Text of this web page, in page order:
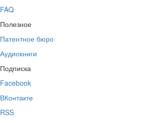
FAQ
Полезное
Патентное бюро
Аудиокниги
Подписка
Facebook
ВКонтакте
RSS